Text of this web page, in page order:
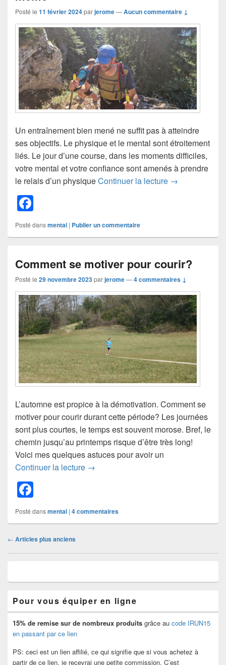
o
k
Posté le 11 février 2024parjerome—Aucun commentaire ↓
Un entraînement bien mené ne suffit pas à atteindre
ses objectifs. Le physique et le mental sont étroitement
liés. Le jour d’une course, dans les moments difficiles,
votre mental et votre confiance sont amenés à prendre
le relais d’un physiqueContinuer la lecture 5 conseils
→
a
c
b
o
o
k
Posté dansmental | Publier un commentaire
Comment se motiver pour courir?
Posté le 29 novembre 2023parjerome—4 commentaires ↓
L’automne est propice à la démotivation. Comment se
motiver pour courir durant cette période? Les journées
sont plus courtes, le temps est souvent morose. Bref, le
chemin jusqu’au printemps risque d’être très long!
Voici mes quelques astuces pour avoir un
Continuer la lecture Comment se motiver pour courir?
→
a
c
e
b
o
k
Posté dansmental | 4commentaires
Navigation
← Articles plus anciens
de
pour
la
barre
latérale
Pour vous équiper en ligne
15% de remise sur de nombreux produits grâce au code IRUN15
en passant par ce lien
PS: ceci est un lien affilié, ce qui signifie que si vous achetez à
partir de ce lien, je recevrai une petite commission. C’est